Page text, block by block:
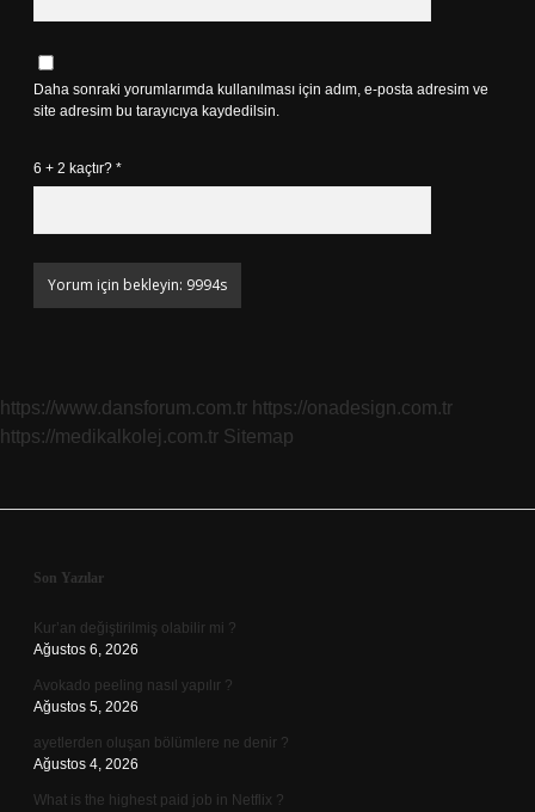
Daha sonraki yorumlarımda kullanılması için adım, e-posta adresim ve
site adresim bu tarayıcıya kaydedilsin.
6 + 2 kaçtır? *
https://www.dansforum.com.tr https://onadesign.com.tr
https://medikalkolej.com.tr Sitemap
Sidebar
Son Yazılar
Kur’an değiştirilmiş olabilir mi ?
Ağustos 6, 2026
Avokado peeling nasıl yapılır ?
Ağustos 5, 2026
ayetlerden oluşan bölümlere ne denir ?
Ağustos 4, 2026
What is the highest paid job in Netflix ?